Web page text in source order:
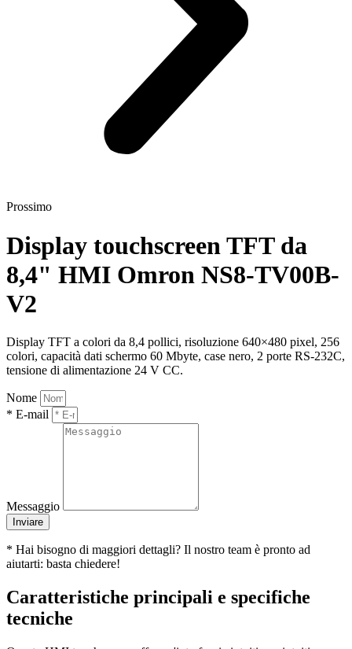
Prossimo
Display touchscreen TFT da
8,4" HMI Omron NS8-TV00B-
V2
Display TFT a colori da 8,4 pollici, risoluzione 640×480 pixel, 256
colori, capacità dati schermo 60 Mbyte, case nero, 2 porte RS-232C,
tensione di alimentazione 24 V CC.
Nome
* E-mail
Messaggio
Inviare
* Hai bisogno di maggiori dettagli? Il nostro team è pronto ad
aiutarti: basta chiedere!
Caratteristiche principali e specifiche
tecniche